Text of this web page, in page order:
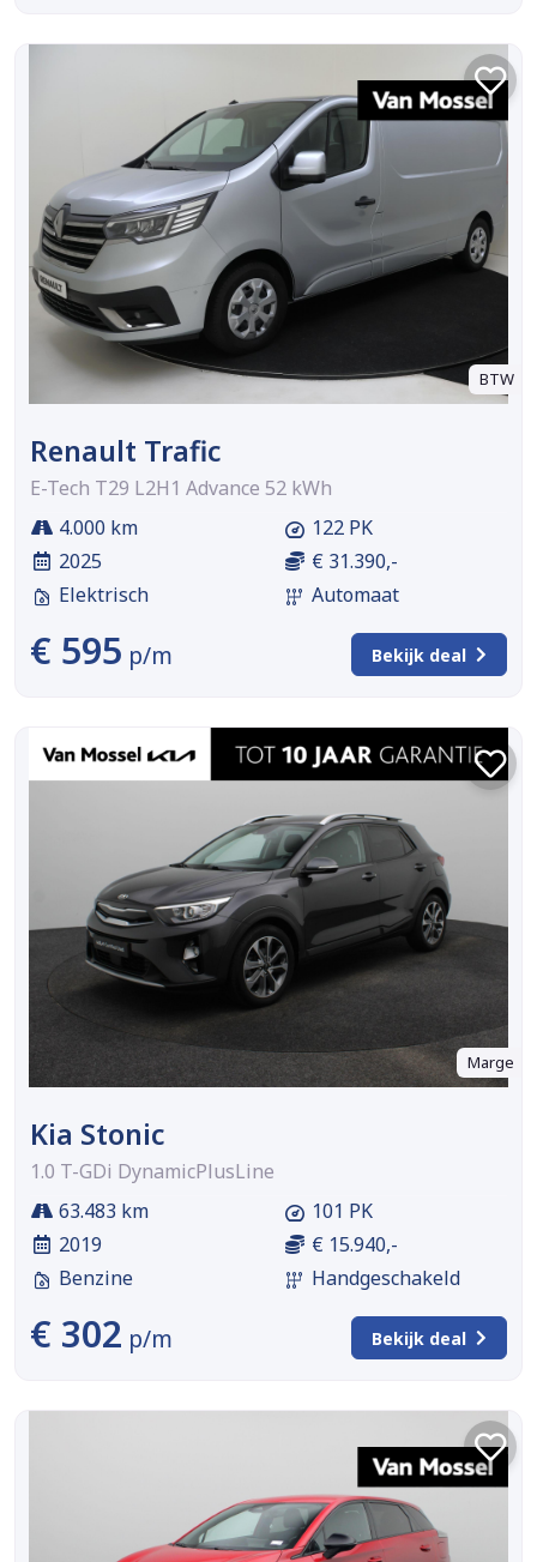
BTW
Renault Trafic
E-Tech T29 L2H1 Advance 52 kWh
4.000 km
2025
Elektrisch
122 PK
€ 31.390,-
Automaat
€ 595 p/m Bekijk deal
Marge
Kia Stonic
1.0 T-GDi DynamicPlusLine
63.483 km
2019
Benzine
101 PK
€ 15.940,-
Handgeschakeld
€ 302 p/m Bekijk deal